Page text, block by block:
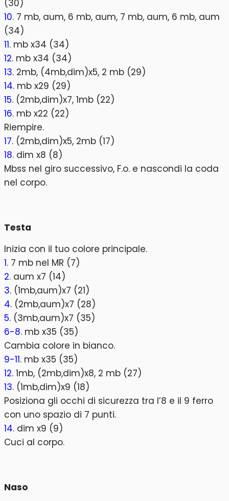
(30)
10. 7 mb, aum, 6 mb, aum, 7 mb, aum, 6 mb, aum
(34)
11. mb x34 (34)
12. mb x34 (34)
13. 2mb, (4mb,dim)x5, 2 mb (29)
14. mb x29 (29)
15. (2mb,dim)x7, 1mb (22)
16. mb x22 (22)
Riempire.
17. (2mb,dim)x5, 2mb (17)
18. dim x8 (8)
Mbss nel giro successivo, F.o. e nascondi la coda
nel corpo.
Testa
Inizia con il tuo colore principale.
1. 7 mb nel MR (7)
2. aum x7 (14)
3. (1mb,aum)x7 (21)
4. (2mb,aum)x7 (28)
5. (3mb,aum)x7 (35)
6-8. mb x35 (35)
Cambia colore in bianco.
9-11. mb x35 (35)
12. 1mb, (2mb,dim)x8, 2 mb (27)
13. (1mb,dim)x9 (18)
Posiziona gli occhi di sicurezza tra l’8 e il 9 ferro
con uno spazio di 7 punti.
14. dim x9 (9)
Cuci al corpo.
Naso